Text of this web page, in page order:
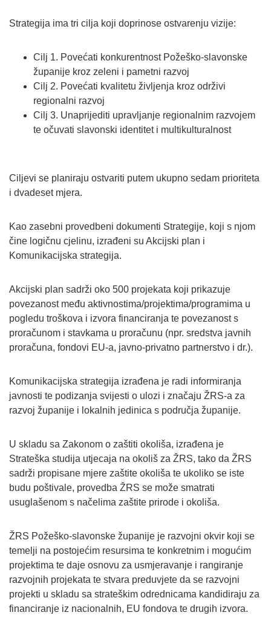
Strategija ima tri cilja koji doprinose ostvarenju vizije:
Cilj 1. Povećati konkurentnost Požeško-slavonske
županije kroz zeleni i pametni razvoj
Cilj 2. Povećati kvalitetu življenja kroz održivi
regionalni razvoj
Cilj 3. Unaprijediti upravljanje regionalnim razvojem
te očuvati slavonski identitet i multikulturalnost
Ciljevi se planiraju ostvariti putem ukupno sedam prioriteta
i dvadeset mjera.
Kao zasebni provedbeni dokumenti Strategije, koji s njom
čine logičnu cjelinu, izrađeni su Akcijski plan i
Komunikacijska strategija.
Akcijski plan sadrži oko 500 projekata koji prikazuje
povezanost među aktivnostima/projektima/programima u
pogledu troškova i izvora financiranja te povezanost s
proračunom i stavkama u proračunu (npr. sredstva javnih
proračuna, fondovi EU-a, javno-privatno partnerstvo i dr.).
Komunikacijska strategija izrađena je radi informiranja
javnosti te podizanja svijesti o ulozi i značaju ŽRS-a za
razvoj županije i lokalnih jedinica s područja županije.
U skladu sa Zakonom o zaštiti okoliša, izrađena je
Strateška studija utjecaja na okoliš za ŽRS, tako da ŽRS
sadrži propisane mjere zaštite okoliša te ukoliko se iste
budu poštivale, provedba ŽRS se može smatrati
usuglašenom s načelima zaštite prirode i okoliša.
ŽRS Požeško-slavonske županije je razvojni okvir koji se
temelji na postojećim resursima te konkretnim i mogućim
projektima te daje osnovu za usmjeravanje i rangiranje
razvojnih projekata te stvara preduvjete da se razvojni
projekti u skladu sa strateškim odrednicama kandidiraju za
financiranje iz nacionalnih, EU fondova te drugih izvora.